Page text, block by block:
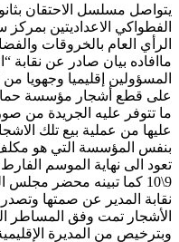
يتواصل مسلسل الاحتقان
الفطواكي الاعداديتين
الرأي العام بالخروقات
ماافاده بيان صادر عن
المسؤولين إقليميا وجهويا
على قطع أشجار مؤسسة
ما تتوفر عليه الجريدة من
عليها من عملية بيع تلك
بنفس المؤسسة التي هو
تعود الى نهاية الموسم
9\10 كما تبينه محضر
نقابة المدير عن صمتها
الأشجار تمت وفق المساطر
وبترخيص من المديرة